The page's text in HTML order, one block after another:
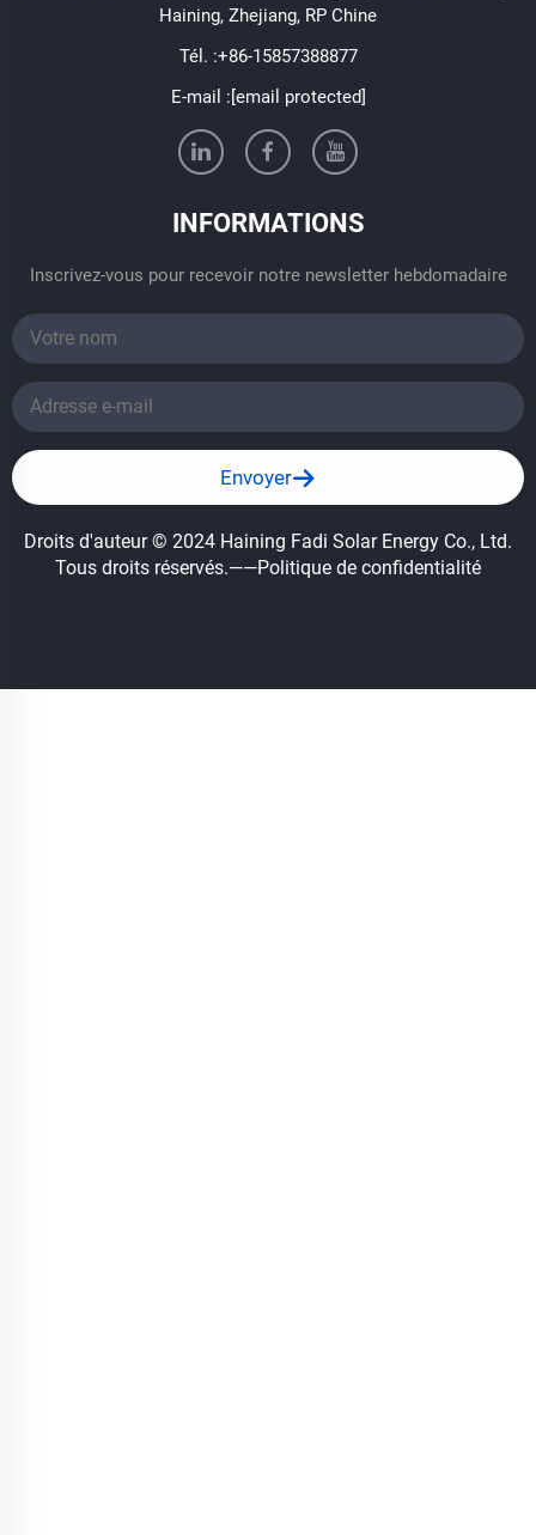
Haining, Zhejiang, RP Chine
Tél. :+86-15857388877
E-mail :[email protected]
INFORMATIONS
Inscrivez-vous pour recevoir notre newsletter hebdomadaire
Envoyer
Droits d'auteur © 2024 Haining Fadi Solar Energy Co., Ltd.
Tous droits réservés.——Politique de confidentialité